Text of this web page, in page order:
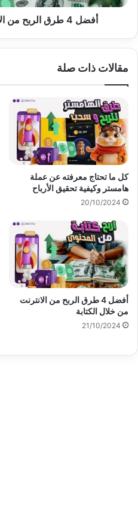
الكتابة
أفضل 4 طرق الربح من الانترنت من خلال الكتابة
مقالات ذات صلة
كل ما تحتاج معرفته عن عملة
هامستر وكيفية تحقيق الأرباح
20/10/2024
أفضل 4 طرق الربح من الانترنت
من خلال الكتابة
21/10/2024